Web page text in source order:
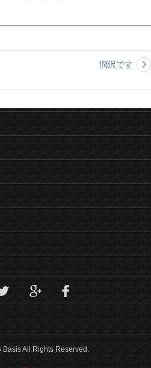
潤沢です
All Rights Reserved.